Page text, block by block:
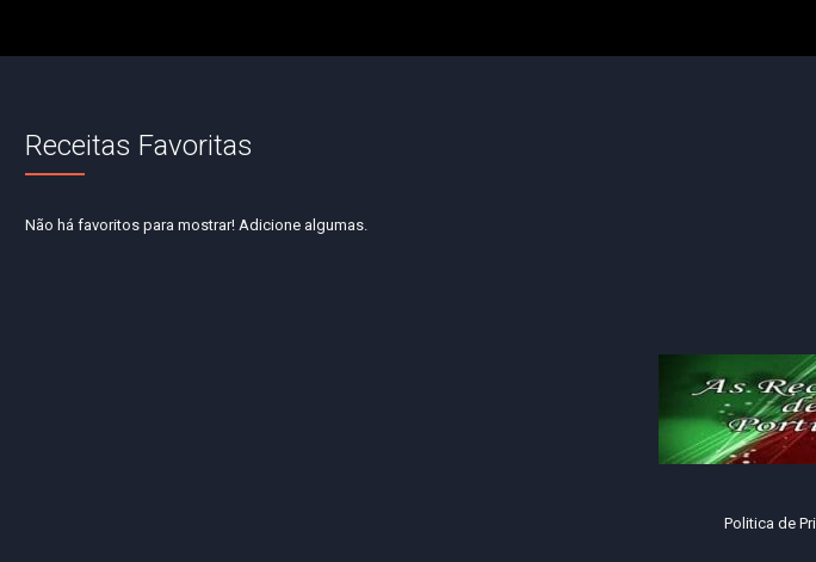
Receitas Favoritas
Não há favoritos para mostrar! Adicione algumas.
Politica de